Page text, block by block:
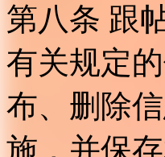
第八条 跟
有关规定
布、删除
施，并保存